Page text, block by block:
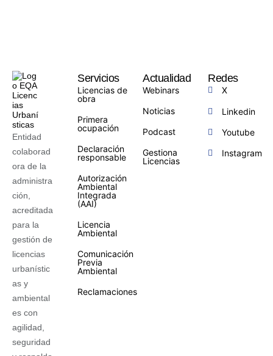
Entidad
colaborad
ora de la
administra
ción,
acreditada
para la
gestión de
licencias
urbanístic
as y
ambiental
es con
agilidad,
seguridad
Servicios
Licencias de
obra
Primera
ocupación
Declaración
responsable
Autorización
Ambiental
Integrada
(AAI)
Licencia
Ambiental
Comunicación
Previa
Ambiental
Reclamaciones
Actualidad
Webinars
Noticias
Podcast
Gestiona
Licencias
Redes
X
Linkedin
Youtube
Instagram